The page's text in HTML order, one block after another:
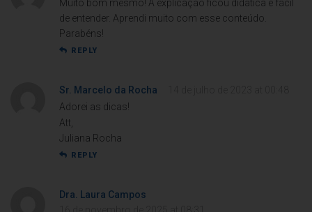
Muito bom mesmo! A explicação ficou didática e fácil
de entender. Aprendi muito com esse conteúdo.
Parabéns!
REPLY
Sr. Marcelo da Rocha
Adorei as dicas!
Att,
Juliana Rocha
REPLY
Dra. Laura Campos